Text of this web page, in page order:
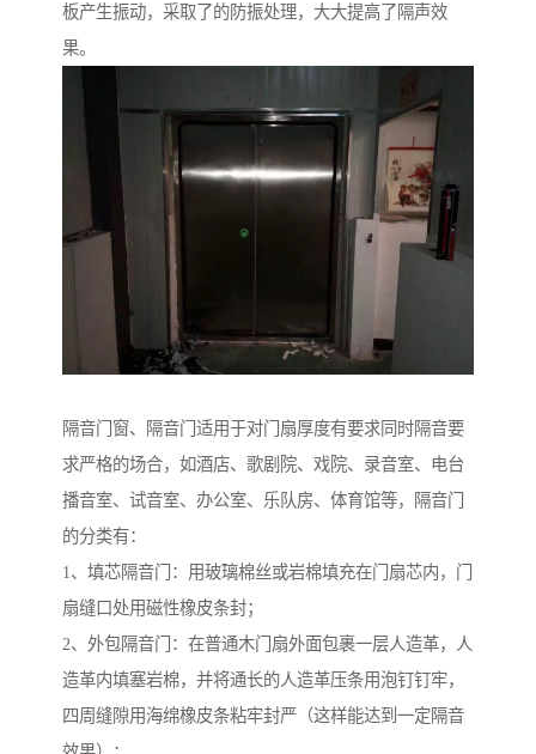
板产生振动，采取了的防振处理，大大提高了隔声效
果。
隔音门窗、隔音门适用于对门扇厚度有要求同时隔音要
求严格的场合，如酒店、歌剧院、戏院、录音室、电台
播音室、试音室、办公室、乐队房、体育馆等，隔音门
的分类有：
1、填芯隔音门：用玻璃棉丝或岩棉填充在门扇芯内，门
扇缝口处用磁性橡皮条封；
2、外包隔音门：在普通木门扇外面包裹一层人造革，人
造革内填塞岩棉，并将通长的人造革压条用泡钉钉牢，
四周缝隙用海绵橡皮条粘牢封严（这样能达到一定隔音